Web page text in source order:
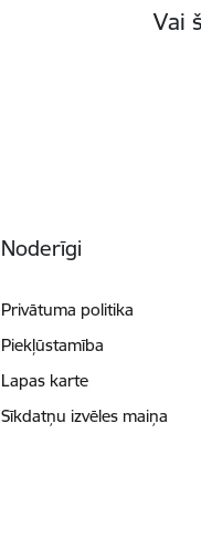
Vai
Noderīgi
Privātuma politika
Piekļūstamība
Lapas karte
Sīkdatņu izvēles maiņa